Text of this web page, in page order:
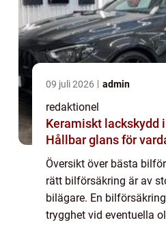
09 juli 2026 admin
redaktionel
Keramiskt lackskydd
Hållbar glans för
Översikt över bästa
rätt bilförsäkring är av
bilägare. En
trygghet vid eventuella